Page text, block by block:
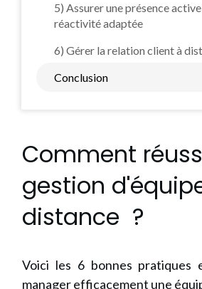
5) Assurer une présence
réactivité adaptée
6) Gérer la relation client à
Conclusion
Comment
gestion
distance ?
Voici les 6 bonnes pratiques
manager efficacement une